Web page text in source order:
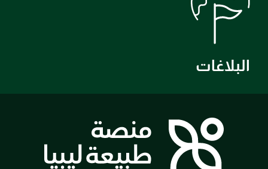
البلاغات